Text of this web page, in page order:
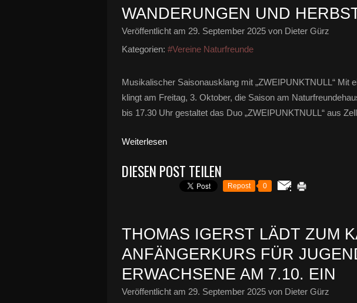
WANDERUNGEN UND
Veröffentlicht am 29. September 2025 von Dieter Gürz
Kategorien: #Vereine Naturfreunde
Musikalischer Saisonausklang mit „ZWEIPUNKTNULL“ Mit
klingt am Freitag, 3. Oktober, die Saison am
bis 17.30 Uhr gestaltet das Duo „ZWEIPUNKTNULL“ aus
Weiterlesen
DIESEN POST TEILEN
Repost 0
THOMAS IGERST LÄDT ZUM
ANFÄNGERKURS FÜR
ERWACHSENE AM 7.10. EIN
Veröffentlicht am 29. September 2025 von Dieter Gürz